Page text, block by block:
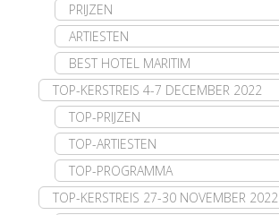
PRIJZEN
ARTIESTEN
BEST HOTEL MARITIM
TOP-KERSTREIS 4-7 DECEMBER 2022
TOP-PRIJZEN
TOP-ARTIESTEN
TOP-PROGRAMMA
TOP-KERSTREIS 27-30 NOVEMBER 2022